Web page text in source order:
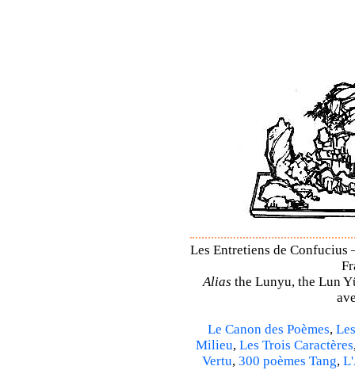
Les Entretiens de
Alias the Lunyu, the Lun
Le Canon des Poèmes,
Milieu, Les Trois Caractères
Vertu, 300 poèmes Tang,